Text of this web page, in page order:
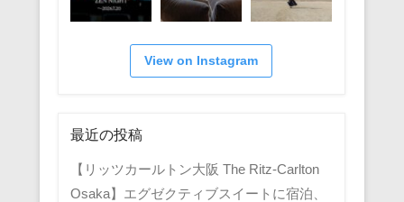
View on Instagram
最近の投稿
【リッツカールトン大阪 The Ritz-Carlton
Osaka】エグゼクティブスイートに宿泊、